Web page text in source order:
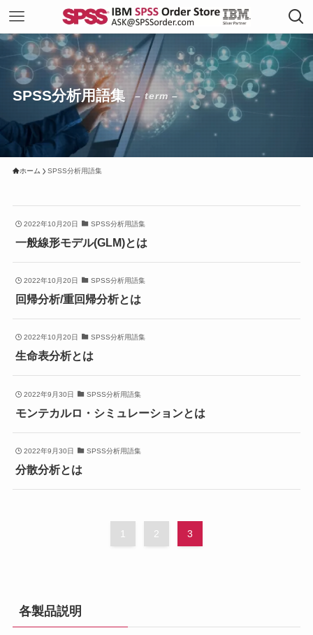
SPSS分析用語集 – term –
ホーム SPSS分析用語集
2022年10月20日 SPSS分析用語集
一般線形モデル(GLM)とは
2022年10月20日 SPSS分析用語集
回帰分析/重回帰分析とは
2022年10月20日 SPSS分析用語集
生命表分析とは
2022年9月30日 SPSS分析用語集
モンテカルロ・シミュレーションとは
2022年9月30日 SPSS分析用語集
分散分析とは
1 2 3
各製品説明